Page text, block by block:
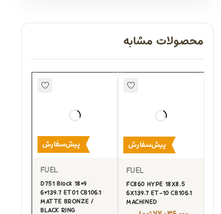
محصولات مشابه
پیش‌سفارش
FUEL
FC860 HYPE 18X8.5
6X139.7 ET-10 CB106.1
MACHINED
پیش‌سفارش
FUEL
D751 Block 18×9
6×139.7 ET01 CB106.1
MATTE BRONZE /
BLACK RING